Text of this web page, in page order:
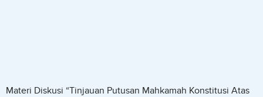
Materi Diskusi “Tinjauan Putusan Mahkamah Konstitusi Atas